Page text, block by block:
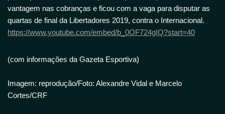
vantagem nas cobranças e ficou com a vaga para disputar as
quartas de final da Libertadores 2019, contra o Internacional.
https://www.youtube.com/embed/b_0OF724gIQ?start=40
(com informações da Gazeta Esportiva)
Imagem: reprodução/Foto: Alexandre Vidal e Marcelo
Cortes/CRF